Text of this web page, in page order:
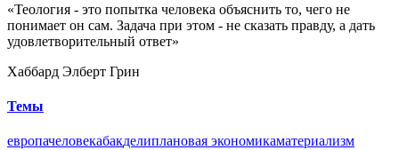
«Теология - это попытка человека объяснить то, чего не
понимает он сам. Задача при этом - не сказать правду, а дать
удовлетворительный ответ»
Хаббард Элберт Грин
Темы
европачеловекабакделиплановая экономикаматериализм